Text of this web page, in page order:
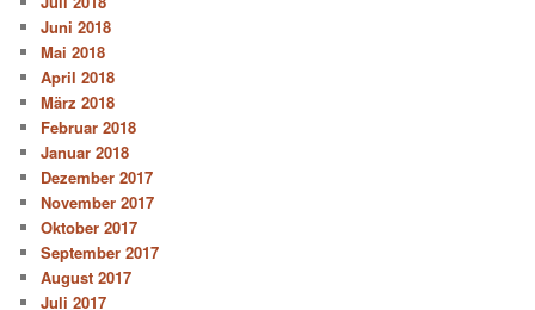
Juni 2018
Mai 2018
April 2018
März 2018
Februar 2018
Januar 2018
Dezember 2017
November 2017
Oktober 2017
September 2017
August 2017
Juli 2017